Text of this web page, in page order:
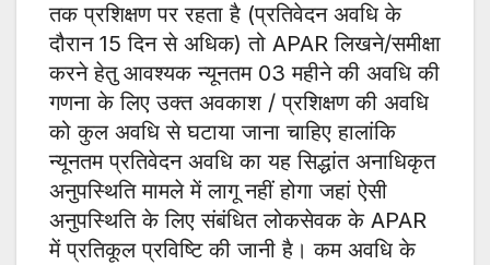
तक प्रशिक्षण पर रहता है (प्रतिवेदन अवधि के
दौरान 15 दिन से अधिक) तो APAR लिखने/समीक्षा
करने हेतु आवश्यक न्यूनतम 03 महीने की अवधि की
गणना के लिए उक्त अवकाश / प्रशिक्षण की अवधि
को कुल अवधि से घटाया जाना चाहिए हालांकि
न्यूनतम प्रतिवेदन अवधि का यह सिद्धांत अनाधिकृत
अनुपस्थिति मामले में लागू नहीं होगा जहां ऐसी
अनुपस्थिति के लिए संबंधित लोकसेवक के APAR
में प्रतिकूल प्रविष्टि की जानी है। कम अवधि के